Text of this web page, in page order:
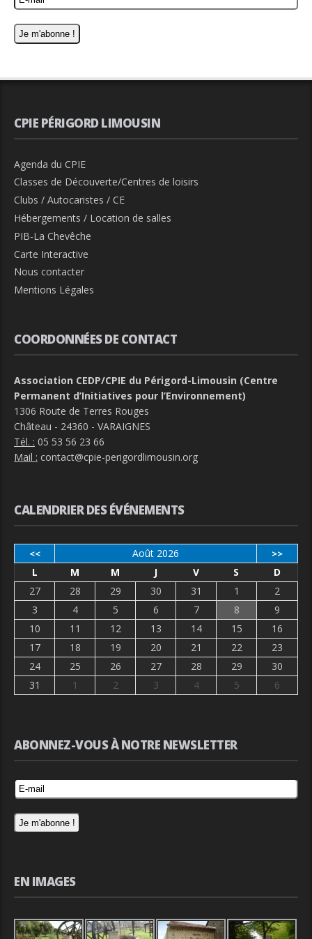
CPIE PÉRIGORD LIMOUSIN
Agenda du CPIE
Classes de Découverte/Centres de loisirs
Clubs / Autocaristes / CE
Hébergements / Location de salles
PIB-La Chevêche
Carte Interactive
Nous contacter
Mentions Légales
COORDONNÉES DE CONTACT
Association CEDP/CPIE du Périgord-Limousin (Centre
Permanent d’Initiatives pour l’Environnement)
1306 Route de Terres Rouges
Château - 24360 - VARAIGNES
Tél. : 05 53 56 23 66
Mail : contact@cpie-perigordlimousin.org
CALENDRIER DES ÉVÉNEMENTS
<< Août 2026 >>
L M M J V S
D
27
28 29 30 31 1
2
3
4 5 6 7 8
9
10
11 12 13 14 15
16
17
18 19 20 21 22
23
24
25 26 27 28 29
30
31
1 2 3 4 5 6
ABONNEZ-VOUS À NOTRE NEWSLETTER
EN IMAGES